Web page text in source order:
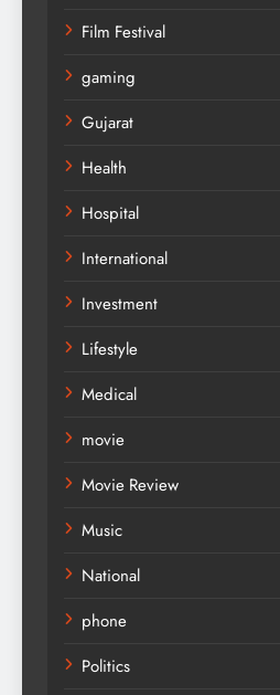
Film Festival
gaming
Gujarat
Health
Hospital
International
Investment
Lifestyle
Medical
movie
Movie Review
Music
National
phone
Politics